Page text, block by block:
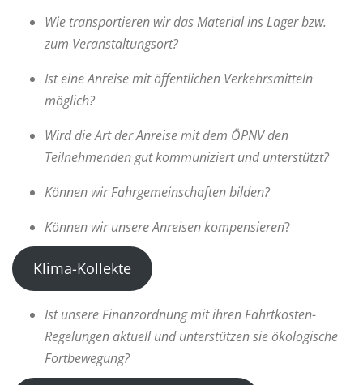
Wie transportieren wir das Material ins Lager bzw.
zum Veranstaltungsort?
Ist eine Anreise mit öffentlichen Verkehrsmitteln
möglich?
Wird die Art der Anreise mit dem ÖPNV den
Teilnehmenden gut kommuniziert und unterstützt?
Können wir Fahrgemeinschaften bilden?
Können wir unsere Anreisen kompensieren?
Klima-Kollekte
Ist unsere Finanzordnung mit ihren Fahrtkosten-
Regelungen aktuell und unterstützen sie ökologische
Fortbewegung?